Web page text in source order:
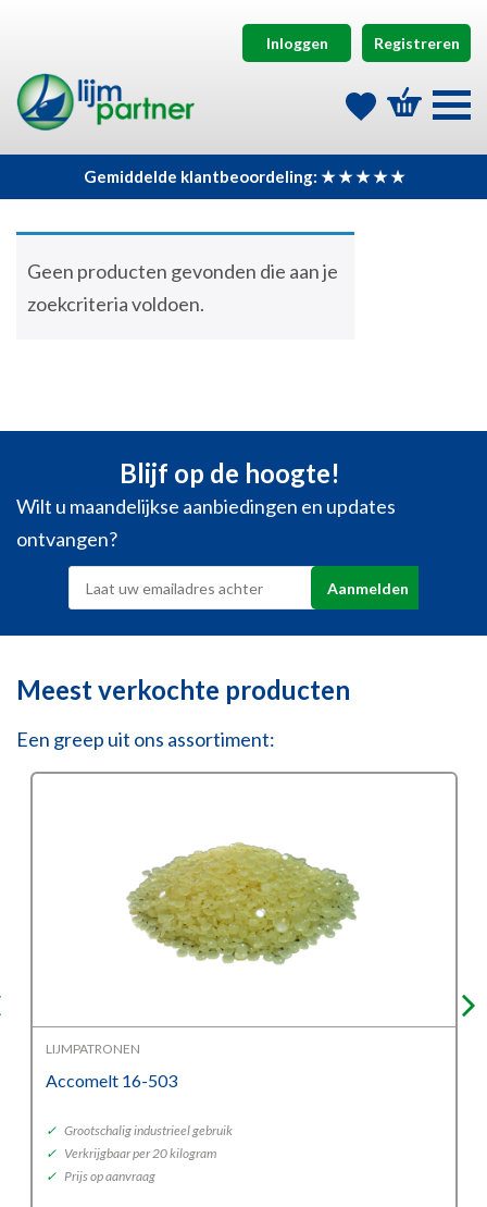
Inloggen Registreren
Gemiddelde klantbeoordeling: ★ ★ ★ ★ ★
Geen producten gevonden die aan je
zoekcriteria voldoen.
Blijf op de hoogte!
Wilt u maandelijkse aanbiedingen en updates
ontvangen?
Meest verkochte producten
Een greep uit ons assortiment:
LIJMPATRONEN
Accomelt 16-503
✓ Grootschalig industrieel gebruik
✓ Verkrijgbaar per 20 kilogram
✓ Prijs op aanvraag